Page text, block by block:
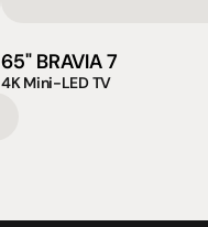
65" BRAVIA 7
4K Mini-LED TV